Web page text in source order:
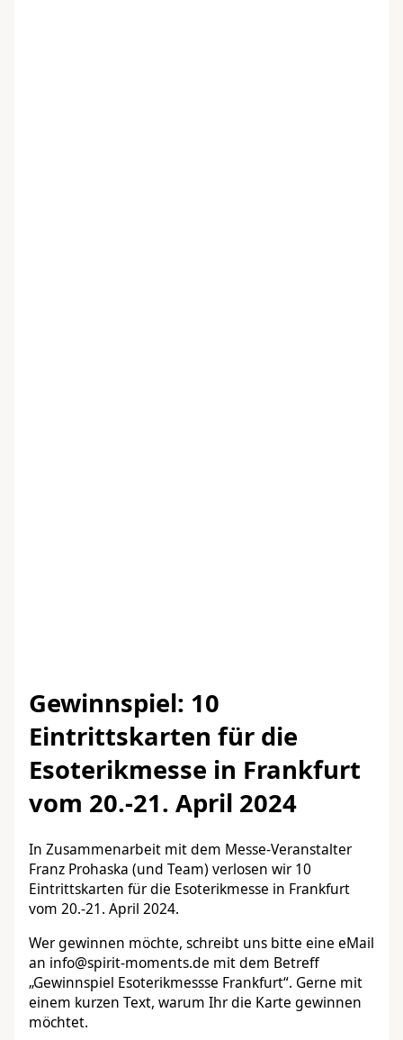
Gewinnspiel: 10
Eintrittskarten für die
Esoterikmesse in Frankfurt
vom 20.-21. April 2024
In Zusammenarbeit mit dem Messe-Veranstalter
Franz Prohaska (und Team) verlosen wir 10
Eintrittskarten für die Esoterikmesse in Frankfurt
vom 20.-21. April 2024.
Wer gewinnen möchte, schreibt uns bitte eine eMail
an info@spirit-moments.de mit dem Betreff
„Gewinnspiel Esoterikmessse Frankfurt“. Gerne mit
einem kurzen Text, warum Ihr die Karte gewinnen
möchtet.